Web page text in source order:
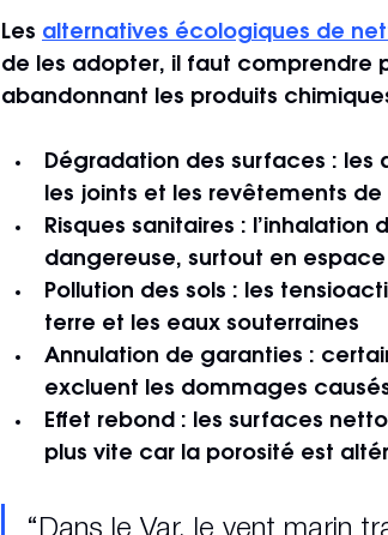
Les alternatives écologiques de
de les adopter, il faut comprendre
abandonnant les produits
Dégradation des surfaces : les
les joints et les revêtements de
Risques sanitaires : l’inhalation
dangereuse, surtout en
Pollution des sols : les
terre et les eaux souterraines
Annulation de garanties :
excluent les dommages
Effet rebond : les surfaces
plus vite car la porosité est